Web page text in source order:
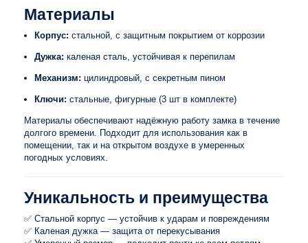
Материалы
Корпус: стальной, с защитным покрытием от коррозии
Дужка: каленая сталь, устойчивая к перепилам
Механизм: цилиндровый, с секретным пином
Ключи: стальные, фигурные (3 шт в комплекте)
Материалы обеспечивают надёжную работу замка в течение
долгого времени. Подходит для использования как в
помещении, так и на открытом воздухе в умеренных
погодных условиях.
Уникальность и преимущества
✅ Стальной корпус — устойчив к ударам и повреждениям
✅ Каленая дужка — защита от перекусывания